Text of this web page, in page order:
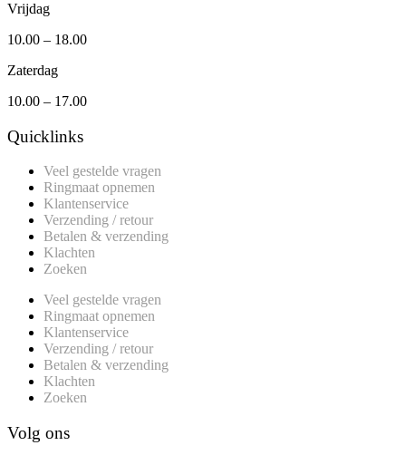
Vrijdag
10.00 – 18.00
Zaterdag
10.00 – 17.00
Quicklinks
Veel gestelde vragen
Ringmaat opnemen
Klantenservice
Verzending / retour
Betalen & verzending
Klachten
Zoeken
Veel gestelde vragen
Ringmaat opnemen
Klantenservice
Verzending / retour
Betalen & verzending
Klachten
Zoeken
Volg ons